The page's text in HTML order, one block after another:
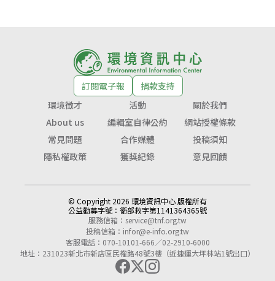
訂閱電子報
捐款支持
環境徵才
活動
關於我們
About us
編輯室自律公約
網站授權條款
常見問題
合作媒體
投稿須知
隱私權政策
獲獎紀錄 意見回饋
© Copyright 2026 環境資訊中心 版權所有
公益勸募字號： 衛部救字第1141364365號
服務信箱： service@tnf.org.tw
投稿信箱： infor@e-info.org.tw
客服電話：070-10101-666／02-2910-6000
地址：231023新北市新店區民權路48號3樓（近捷運大坪林站1號出口）